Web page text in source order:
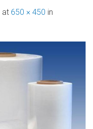
at 650 × 450 in